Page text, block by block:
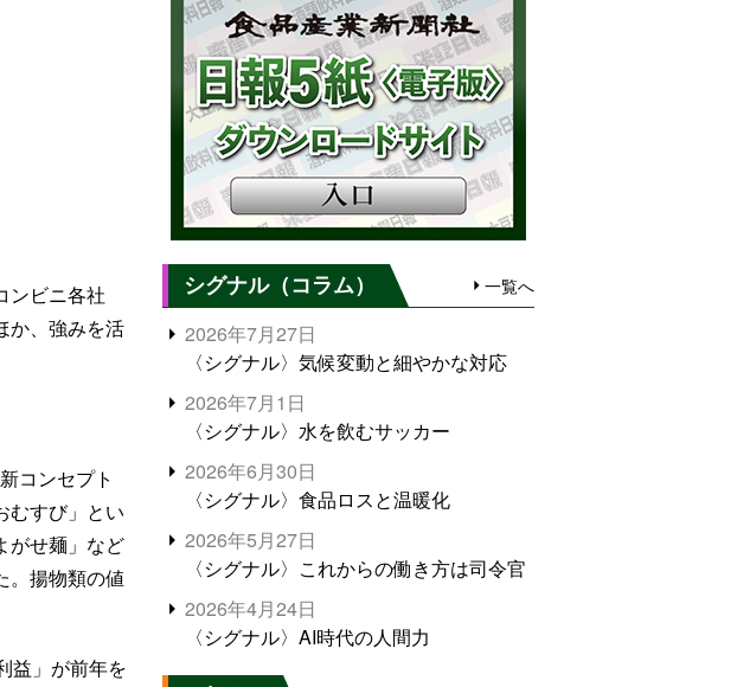
ンビニ各社
か、強みを活
コンセプト
むすび」とい
がせ麺」など
。揚物類の値
益」が前年を
シグナル（コラム） 一覧へ
2026年7月27日
〈シグナル〉気候変動と細やかな対応
2026年7月1日
〈シグナル〉水を飲むサッカー
2026年6月30日
〈シグナル〉食品ロスと温暖化
2026年5月27日
〈シグナル〉これからの働き方は司令官
2026年4月24日
〈シグナル〉AI時代の人間力